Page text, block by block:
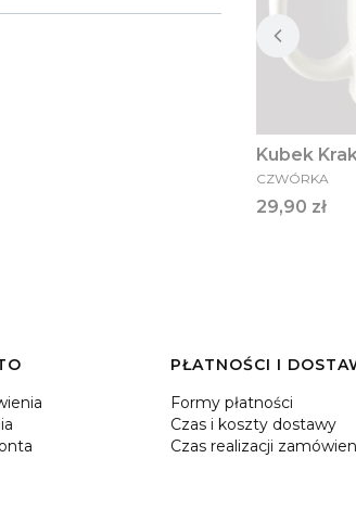
Kubek
PRODUCENT
CZWÓRKA
Cena
29,90 zł
PŁATNOŚCI I
Formy płatności
Czas i koszty dostawy
Czas realizacji